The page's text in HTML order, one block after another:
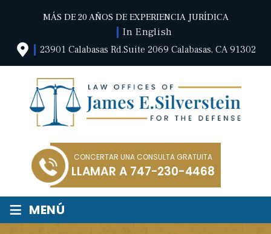
MÁS DE 20 AÑOS DE EXPERIENCIA JURÍDICA
In English
23901 Calabasas Rd.Suite 2069 Calabasas, CA 91302
CONCERTAR UNA CONSULTA GRATUITA
LLAMAR A 747-230-4468
≡ MENÚ